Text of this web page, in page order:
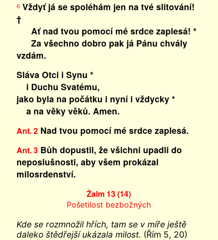
6Vždyť já se spoléhám jen na tvé slitování!
†
Ať nad tvou pomocí mé srdce zaplesá! *
Za všechno dobro pak já Pánu chvály
vzdám.
Sláva Otci i Synu *
i Duchu Svatému,
jako byla na počátku i nyní i vždycky *
a na věky věků. Amen.
Ant. 2Nad tvou pomocí mé srdce zaplesá.
Ant. 3Bůh dopustil, že všichni upadli do
neposlušnosti, aby všem prokázal
milosrdenství.
Žalm 13 (14)
Pošetilost bezbožných
Kde se rozmnožil hřích, tam se v míře ještě
daleko štědřejší ukázala milost. (Řím 5, 20)